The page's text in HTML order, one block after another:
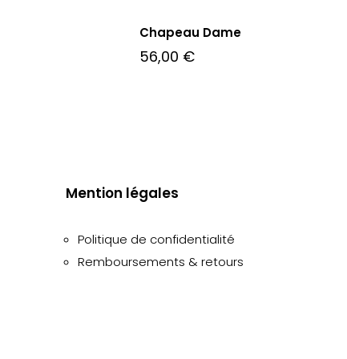
Chapeau Dame
56,00 €
Mention légales
Politique de confidentialité
Remboursements & retours